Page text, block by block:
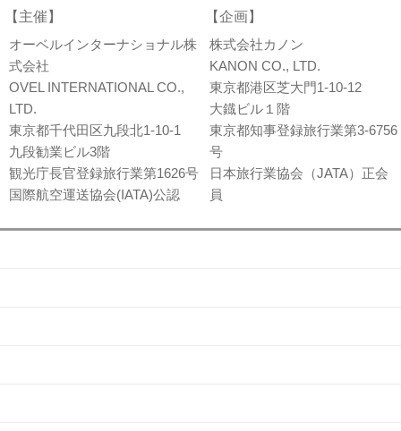
【主催】
オーベルインターナショナル株
式会社
OVEL INTERNATIONAL CO.,
LTD.
東京都千代田区九段北1-10-1
九段勧業ビル3階
観光庁長官登録旅行業第1626号
国際航空運送協会(IATA)公認
【企画】
株式会社カノン
KANON CO., LTD.
東京都港区芝大門1-10-12
大鐡ビル１階
東京都知事登録旅行業第3-6756
号
日本旅行業協会（JATA）正会
員